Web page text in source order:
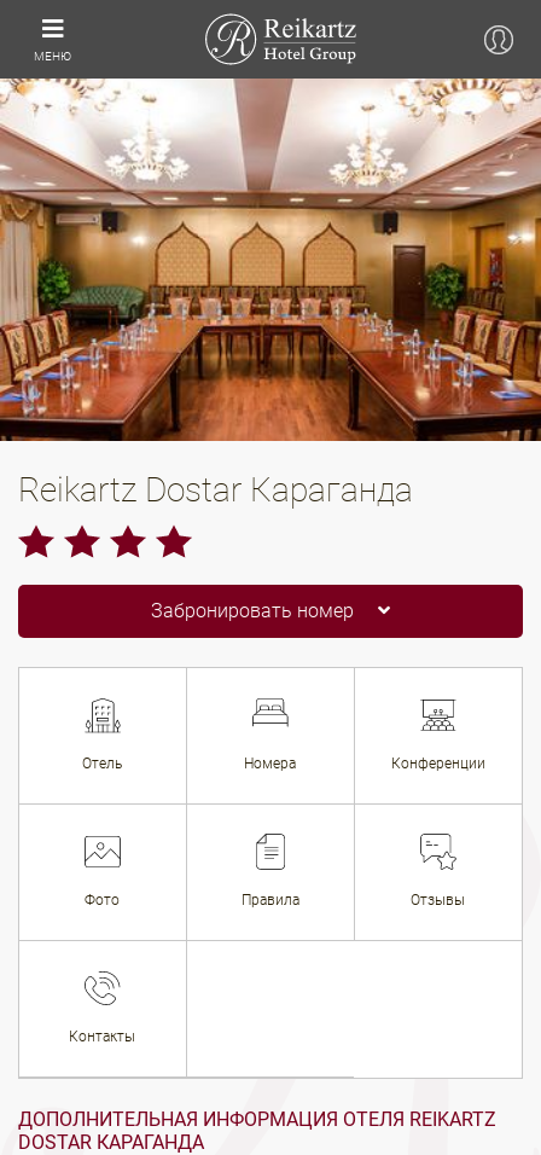
МЕНЮ
Reikartz Dostar Караганда
Забронировать номер
Отель Номера Конференции
Фото Правила Отзывы
Контакты
ДОПОЛНИТЕЛЬНАЯ ИНФОРМАЦИЯ ОТЕЛЯ REIKARTZ
DOSTAR КАРАГАНДА